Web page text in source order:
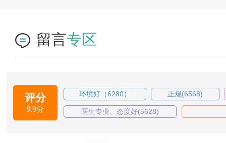
留言专区
评分
9.9分
环境好（6280） 正规(6568)
医生专业、态度好(5628)